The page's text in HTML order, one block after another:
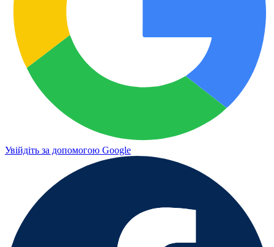
Увійдіть за допомогою Google